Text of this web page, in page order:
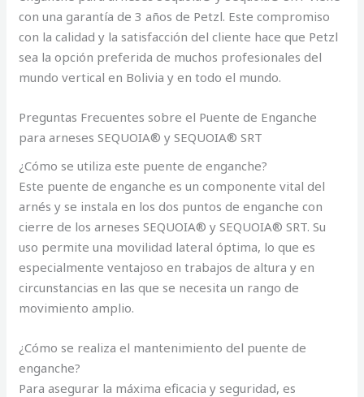
con una garantía de 3 años de Petzl. Este compromiso
con la calidad y la satisfacción del cliente hace que Petzl
sea la opción preferida de muchos profesionales del
mundo vertical en Bolivia y en todo el mundo.
Preguntas Frecuentes sobre el Puente de Enganche
para arneses SEQUOIA® y SEQUOIA® SRT
¿Cómo se utiliza este puente de enganche?
Este puente de enganche es un componente vital del
arnés y se instala en los dos puntos de enganche con
cierre de los arneses SEQUOIA® y SEQUOIA® SRT. Su
uso permite una movilidad lateral óptima, lo que es
especialmente ventajoso en trabajos de altura y en
circunstancias en las que se necesita un rango de
movimiento amplio.
¿Cómo se realiza el mantenimiento del puente de
enganche?
Para asegurar la máxima eficacia y seguridad, es